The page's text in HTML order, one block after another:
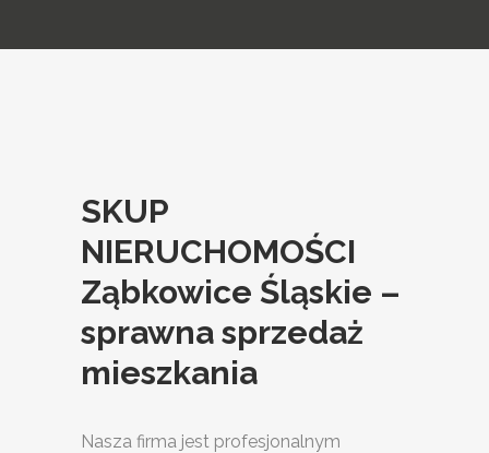
SKUP
NIERUCHOMOŚCI
Ząbkowice Śląskie –
sprawna sprzedaż
mieszkania
Nasza firma jest profesjonalnym